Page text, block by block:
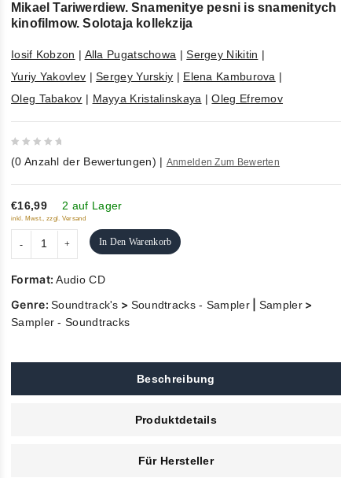
Mikael Tariwerdiew. Snamenitye pesni is snamenitych
kinofilmow. Solotaja kollekzija
Iosif Kobzon | Alla Pugatschowa |Sergey Nikitin |
Yuriy Yakovlev |Sergey Yurskiy | Elena Kamburova |
Oleg Tabakov | Mayya Kristalinskaya |Oleg Efremov
out
of
5
(0 Anzahl der Bewertungen) | Anmelden Zum Bewerten
€16,99 2 auf Lager
inkl. Mwst., zzgl. Versand
In Den Warenkorb
Format:Audio CD
Genre:Soundtrack's > Soundtracks - Sampler| Sampler>
Sampler - Soundtracks
Beschreibung
Produktdetails
Für Hersteller